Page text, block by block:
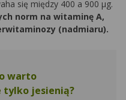
się między 400 a 900 µg.
norm na witaminę A,
(nadmiaru).
warto
tylko jesienią?